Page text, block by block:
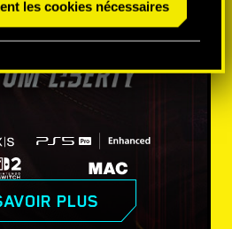
les cookies nécessaires
PLUS